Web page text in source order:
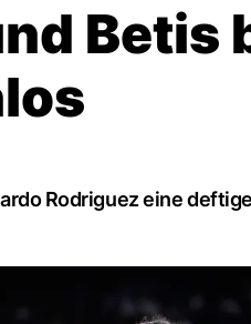
Betis
Rodriguez eine